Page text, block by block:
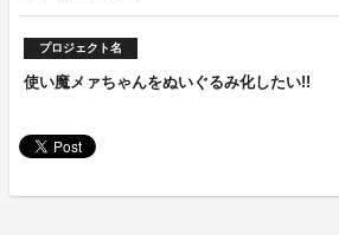
プロジェクト名
使い魔メァちゃんをぬいぐるみ化したい!!